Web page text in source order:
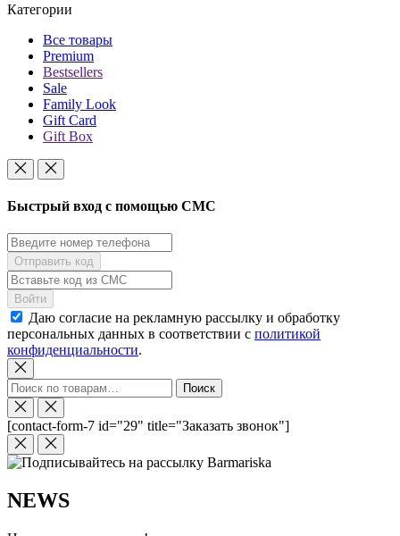
Категории
Все товары
Premium
Bestsellers
Sale
Family Look
Gift Card
Gift Box
Быстрый вход с помощью СМС
Даю согласие на рекламную рассылку и обработку
персональных данных в соответствии с политикой
конфиденциальности.
Искать: Поиск
[contact-form-7 id="29" title="Заказать звонок"]
NEWS